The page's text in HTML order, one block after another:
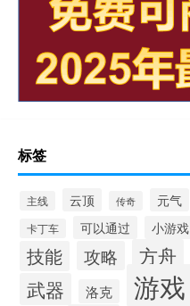
标签
主线 云顶 传奇 元气
卡丁车 可以通过 小游戏
技能 攻略 方舟
武器 洛克 游戏